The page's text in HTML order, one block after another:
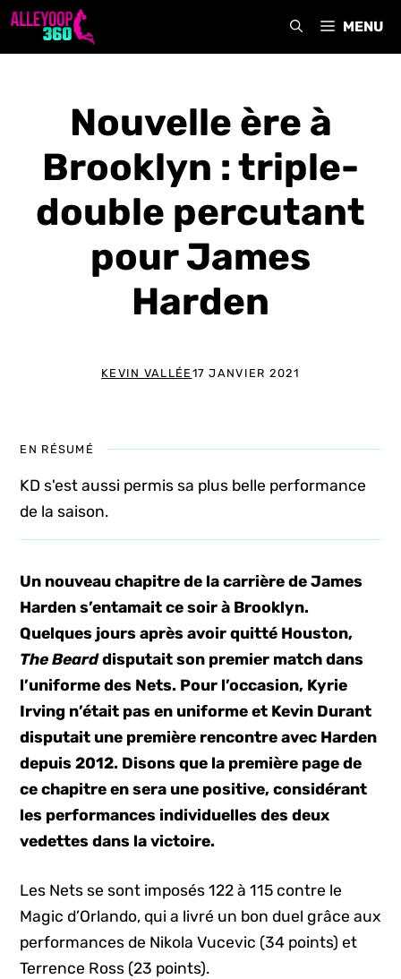
Aller
MENU
Nouvelle ère à
Brooklyn : triple-
double percutant
pour James
Harden
KEVIN VALLÉE 17 JANVIER 2021
EN RÉSUMÉ
KD s'est aussi permis sa plus belle performance
de la saison.
Un nouveau chapitre de la carrière de James
Harden s’entamait ce soir à Brooklyn.
Quelques jours après avoir quitté Houston,
The Bearddisputait son premier match dans
l’uniforme des Nets. Pour l’occasion, Kyrie
Irving n’était pas en uniforme et Kevin Durant
disputait une première rencontre avec Harden
depuis 2012. Disons que la première page de
ce chapitre en sera une positive, considérant
les performances individuelles des deux
vedettes dans la victoire.
Les Nets se sont imposés 122 à 115 contre le
Magic d’Orlando, qui a livré un bon duel grâce aux
performances de Nikola Vucevic (34 points) et
Terrence Ross (23 points).